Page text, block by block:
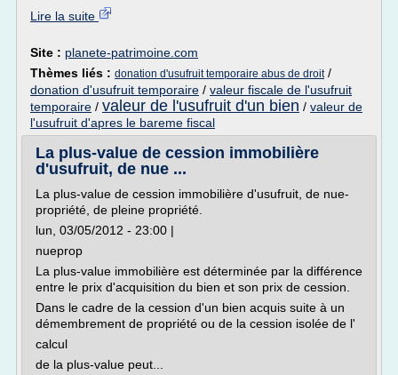
Lire la suite
Site : planete-patrimoine.com
Thèmes liés : donation d'usufruit temporaire abus de droit/
donation d'usufruit temporaire / valeur fiscale de l'usufruit
temporaire / valeur de l'usufruit d'un bien / valeur de
l'usufruit d'apres le bareme fiscal
La plus-value de cession immobilière
d'usufruit, de nue ...
La plus-value de cession immobilière d'usufruit, de nue-
propriété, de pleine propriété.
lun, 03/05/2012 - 23:00 |
nueprop
La plus-value immobilière est déterminée par la différence
entre le prix d'acquisition du bien et son prix de cession.
Dans le cadre de la cession d'un bien acquis suite à un
démembrement de propriété ou de la cession isolée de l'
calcul
de la plus-value peut...